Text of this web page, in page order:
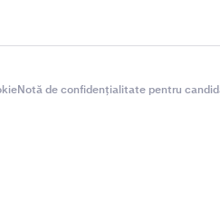
Notă de confidențialitate pentru